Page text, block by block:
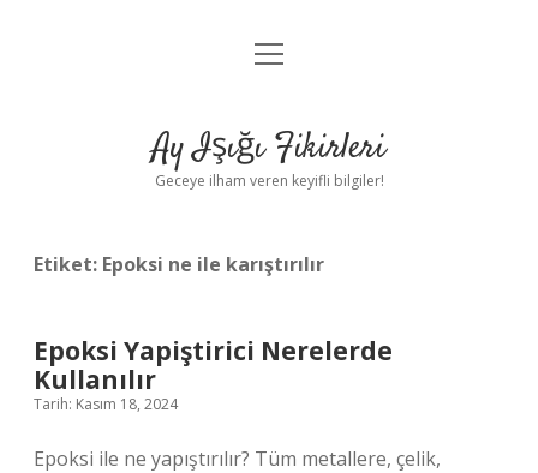
Anasayfa
Yasal Uyarı
menüyü
Ay Işığı Fikirleri
Geceye ilham veren keyifli bilgiler!
Etiket: Epoksi ne ile karıştırılır
Epoksi Yapiştirici Nerelerde
Kullanılır
Tarih: Kasım 18, 2024
Epoksi ile ne yapıştırılır? Tüm metallere, çelik,